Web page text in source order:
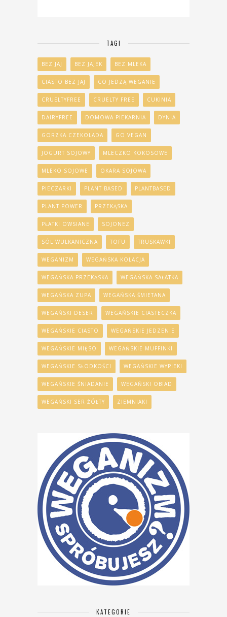
TAGI
BEZ JAJ BEZ JAJEK BEZ MLEKA
CIASTO BEZ JAJ CO JEDZĄ WEGANIE
CRUELTYFREE CRUELTY FREE CUKINIA
DAIRYFREE DOMOWA PIEKARNIA DYNIA
GORZKA CZEKOLADA GO VEGAN
JOGURT SOJOWY MLECZKO KOKOSOWE
MLEKO SOJOWE OKARA SOJOWA
PIECZARKI PLANT BASED PLANTBASED
PLANT POWER PRZEKĄSKA
PŁATKI OWSIANE SOJONEZ
SÓL WULKANICZNA TOFU TRUSKAWKI
WEGANIZM WEGAŃSKA KOLACJA
WEGAŃSKA PRZEKĄSKA WEGAŃSKA SAŁATKA
WEGAŃSKA ZUPA WEGAŃSKA ŚMIETANA
WEGAŃSKI DESER WEGAŃSKIE CIASTECZKA
WEGAŃSKIE CIASTO WEGAŃSKIE JEDZENIE
WEGAŃSKIE MIĘSO WEGAŃSKIE MUFFINKI
WEGAŃSKIE SŁODKOŚCI WEGAŃSKIE WYPIEKI
WEGAŃSKIE ŚNIADANIE WEGAŃSKI OBIAD
WEGAŃSKI SER ŻÓŁTY ZIEMNIAKI
KATEGORIE